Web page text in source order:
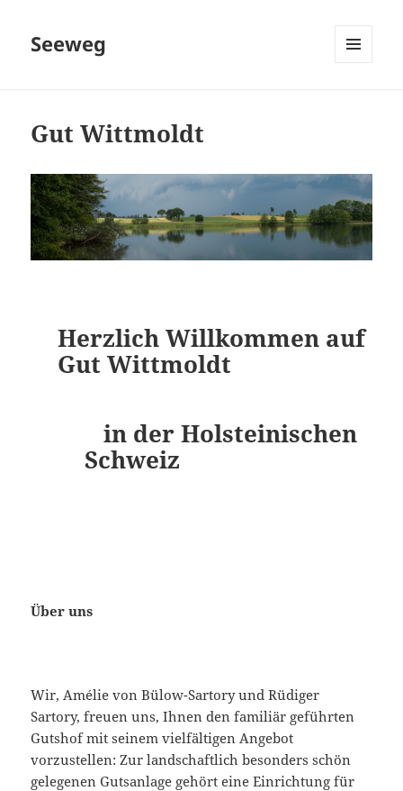
Seeweg
Gut Wittmoldt
Herzlich Willkommen auf
Gut Wittmoldt
in der Holsteinischen
Schweiz
Über uns
Wir, Amélie von Bülow-Sartory und Rüdiger
Sartory, freuen uns, Ihnen den familiär geführten
Gutshof mit seinem vielfältigen Angebot
vorzustellen: Zur landschaftlich besonders schön
gelegenen Gutsanlage gehört eine Einrichtung für